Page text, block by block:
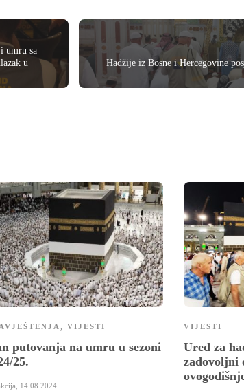
umru sa
u
Hadžije iz Bosne i Hercegovine
, VIJESTI
putovanja na umru u sezoni
25.
14.08.2024
VIJESTI
Ured za
zadovoljni